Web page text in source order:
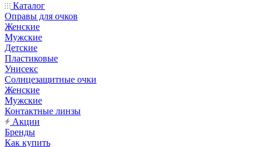
Каталог
Оправы для очков
Женские
Мужские
Детские
Пластиковые
Унисекс
Солнцезащитные очки
Женские
Мужские
Контактные линзы
Акции
Бренды
Как купить